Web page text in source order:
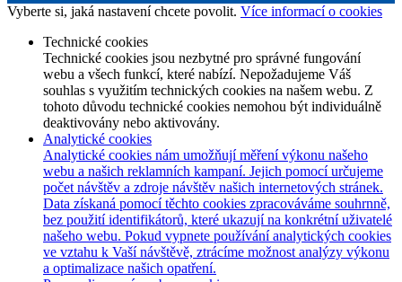
Vyberte si, jaká nastavení chcete povolit. Více informací o cookies
Technické cookies
Technické cookies jsou nezbytné pro správné fungování
webu a všech funkcí, které nabízí. Nepožadujeme Váš
souhlas s využitím technických cookies na našem webu. Z
tohoto důvodu technické cookies nemohou být individuálně
deaktivovány nebo aktivovány.
Analytické cookies
Analytické cookies nám umožňují měření výkonu našeho
webu a našich reklamních kampaní. Jejich pomocí určujeme
počet návštěv a zdroje návštěv našich internetových stránek.
Data získaná pomocí těchto cookies zpracováváme souhrnně,
bez použití identifikátorů, které ukazují na konkrétní uživatelé
našeho webu. Pokud vypnete používání analytických cookies
ve vztahu k Vaší návštěvě, ztrácíme možnost analýzy výkonu
a optimalizace našich opatření.